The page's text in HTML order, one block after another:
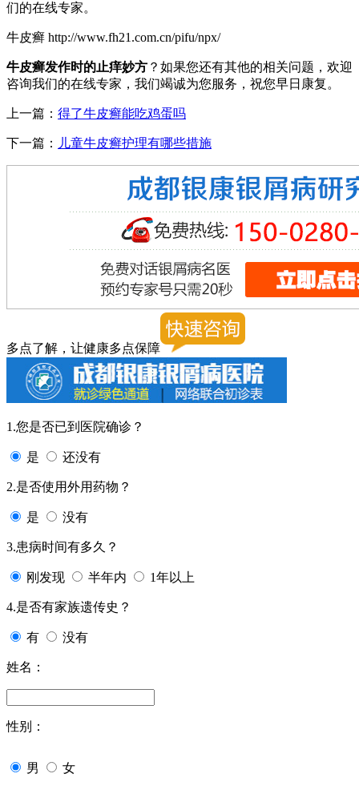
们的在线专家。
牛皮癣 http://www.fh21.com.cn/pifu/npx/
牛皮癣发作时的止痒妙方 ？如果您还有其他的相关问题，欢迎
咨询我们的在线专家，我们竭诚为您服务，祝您早日康复。
上一篇： 得了牛皮癣能吃鸡蛋吗
下一篇： 儿童牛皮癣护理有哪些措施
多点了解，让健康多点保障
1.您是否已到医院确诊？
是 还没有
2.是否使用外用药物？
是 没有
3.患病时间有多久？
刚发现 半年内 1年以上
4.是否有家族遗传史？
有 没有
姓名：
性别：
男 女